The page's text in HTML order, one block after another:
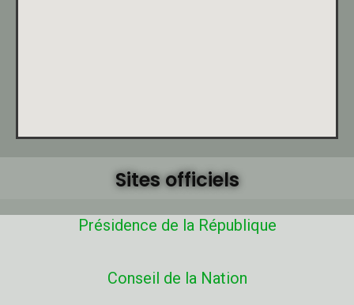
Sites officiels
Présidence de la République
Conseil de la Nation